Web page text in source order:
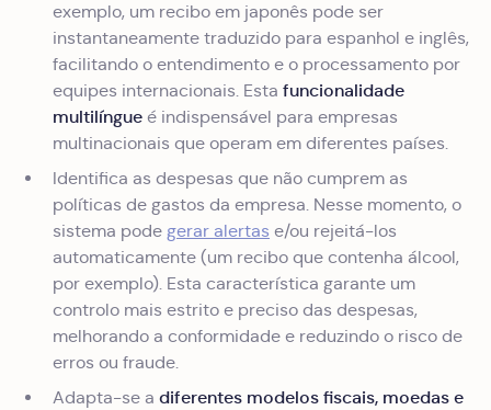
exemplo, um recibo em japonês pode ser
instantaneamente traduzido para espanhol e inglês,
facilitando o entendimento e o processamento por
equipes internacionais. Esta funcionalidade
multilíngue é indispensável para empresas
multinacionais que operam em diferentes países.
Identifica as despesas que não cumprem as
políticas de gastos da empresa. Nesse momento, o
sistema pode gerar alertas e/ou rejeitá-los
automaticamente (um recibo que contenha álcool,
por exemplo). Esta característica garante um
controlo mais estrito e preciso das despesas,
melhorando a conformidade e reduzindo o risco de
erros ou fraude.
Adapta-se a diferentes modelos fiscais, moedas e